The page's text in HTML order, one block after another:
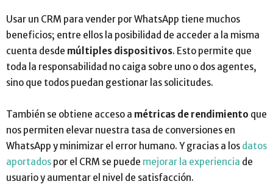
Usar un CRM para vender por WhatsApp tiene muchos
beneficios; entre ellos la posibilidad de acceder a la misma
cuenta desde múltiples dispositivos. Esto permite que
toda la responsabilidad no caiga sobre uno o dos agentes,
sino que todos puedan gestionar las solicitudes.
También se obtiene acceso a métricas de rendimiento que
nos permiten elevar nuestra tasa de conversiones en
WhatsApp y minimizar el error humano. Y gracias a los datos
aportados por el CRM se puede mejorar la experiencia de
usuario y aumentar el nivel de satisfacción.